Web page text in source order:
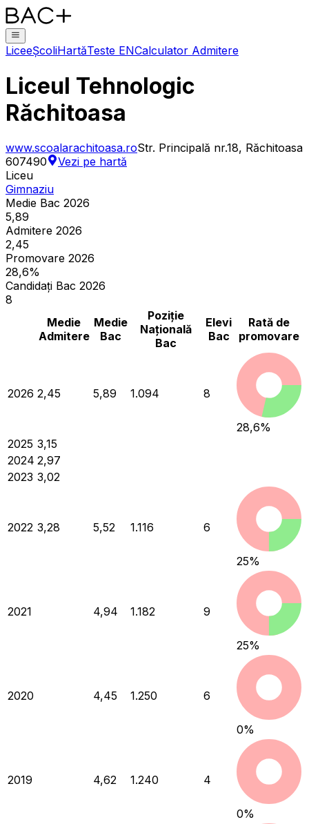
LiceeȘcoliHartăTeste ENCalculator Admitere
Liceul Tehnologic
Răchitoasa
www.scoalarachitoasa.roStr. Principală nr.18, Răchitoasa
607490
Vezi pe hartă
Liceu
Gimnaziu
Medie Bac 2026
5,89
Admitere 2026
2,45
Promovare 2026
28,6%
Candidați Bac 2026
8
Medie
Admitere
Medie
Bac
Poziție
Națională
Bac
Elevi
Bac
Rată de
promovare
2026 2,45 5,89 1.094 8
28,6%
2025 3,15
2024 2,97
2023 3,02
2022 3,28 5,52 1.116 6
25%
2021 4,94 1.182 9
25%
2020 4,45 1.250 6
0%
2019 4,62 1.240 4
0%